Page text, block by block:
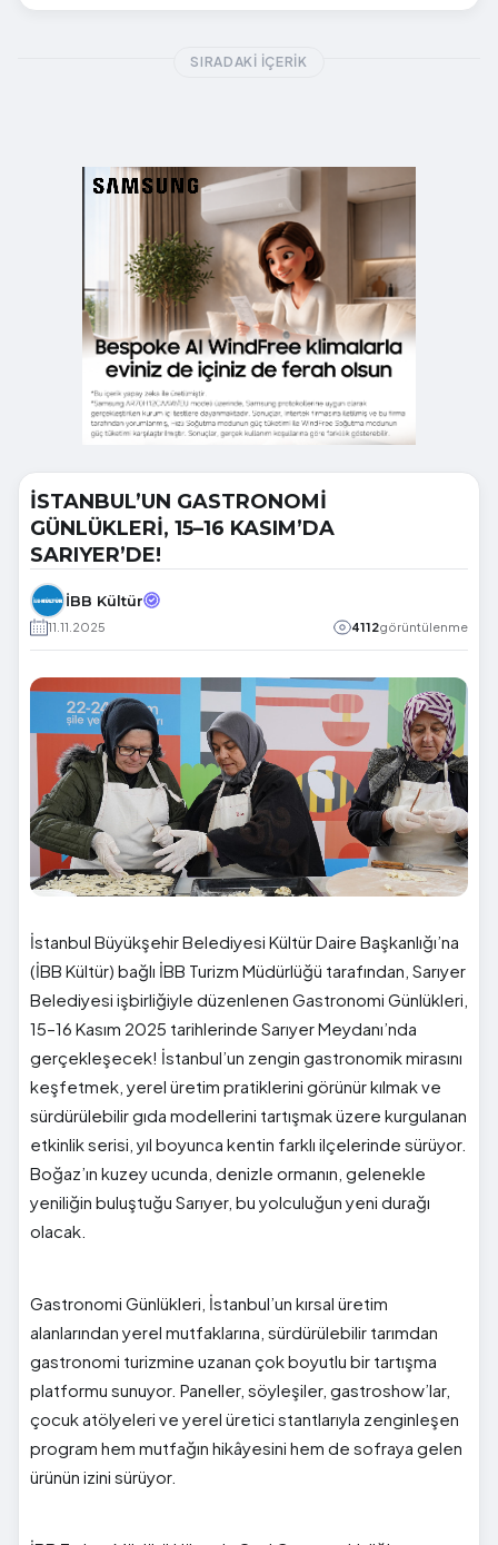
SIRADAKI İÇERIK
İSTANBUL’UN GASTRONOMİ
GÜNLÜKLERİ, 15–16 KASIM’DA
SARIYER’DE!
İBB Kültür
11.11.2025 4112görüntülenme
İstanbul Büyükşehir Belediyesi Kültür Daire Başkanlığı’na
(İBB Kültür) bağlı İBB Turizm Müdürlüğü tarafından, Sarıyer
Belediyesi işbirliğiyle düzenlenen Gastronomi Günlükleri,
15–16 Kasım 2025 tarihlerinde Sarıyer Meydanı’nda
gerçekleşecek! İstanbul’un zengin gastronomik mirasını
keşfetmek, yerel üretim pratiklerini görünür kılmak ve
sürdürülebilir gıda modellerini tartışmak üzere kurgulanan
etkinlik serisi, yıl boyunca kentin farklı ilçelerinde sürüyor.
Boğaz’ın kuzey ucunda, denizle ormanın, gelenekle
yeniliğin buluştuğu Sarıyer, bu yolculuğun yeni durağı
olacak.
Gastronomi Günlükleri, İstanbul’un kırsal üretim
alanlarından yerel mutfaklarına, sürdürülebilir tarımdan
gastronomi turizmine uzanan çok boyutlu bir tartışma
platformu sunuyor. Paneller, söyleşiler, gastroshow’lar,
çocuk atölyeleri ve yerel üretici stantlarıyla zenginleşen
program hem mutfağın hikâyesini hem de sofraya gelen
ürünün izini sürüyor.